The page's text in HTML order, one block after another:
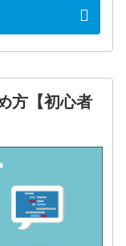
方【初心者